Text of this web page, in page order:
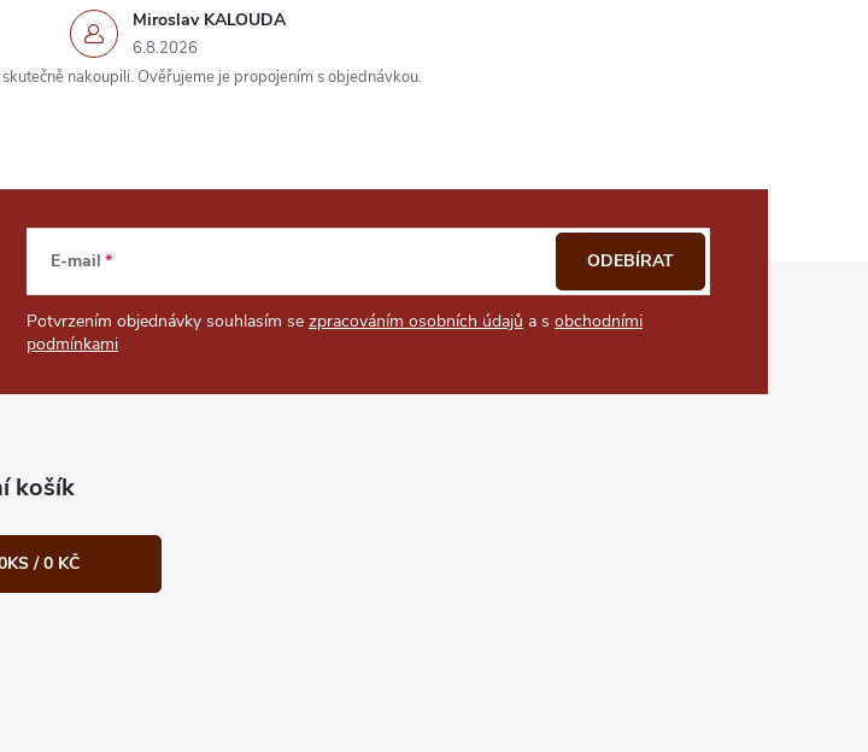
Miroslav KALOUDA
6.8.2026
nakoupili. Ověřujeme je propojením s objednávkou.
E-mail
Potvrzením objednávky souhlasím se zpracováním osobních údajů a s obchodními
podmínkami
ODEBÍRAT
košík
KS /0 KČ